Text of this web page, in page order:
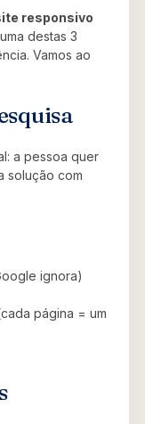
responsivo
destas 3
Vamos ao
a pessoa quer
solução com
ignora)
página = um